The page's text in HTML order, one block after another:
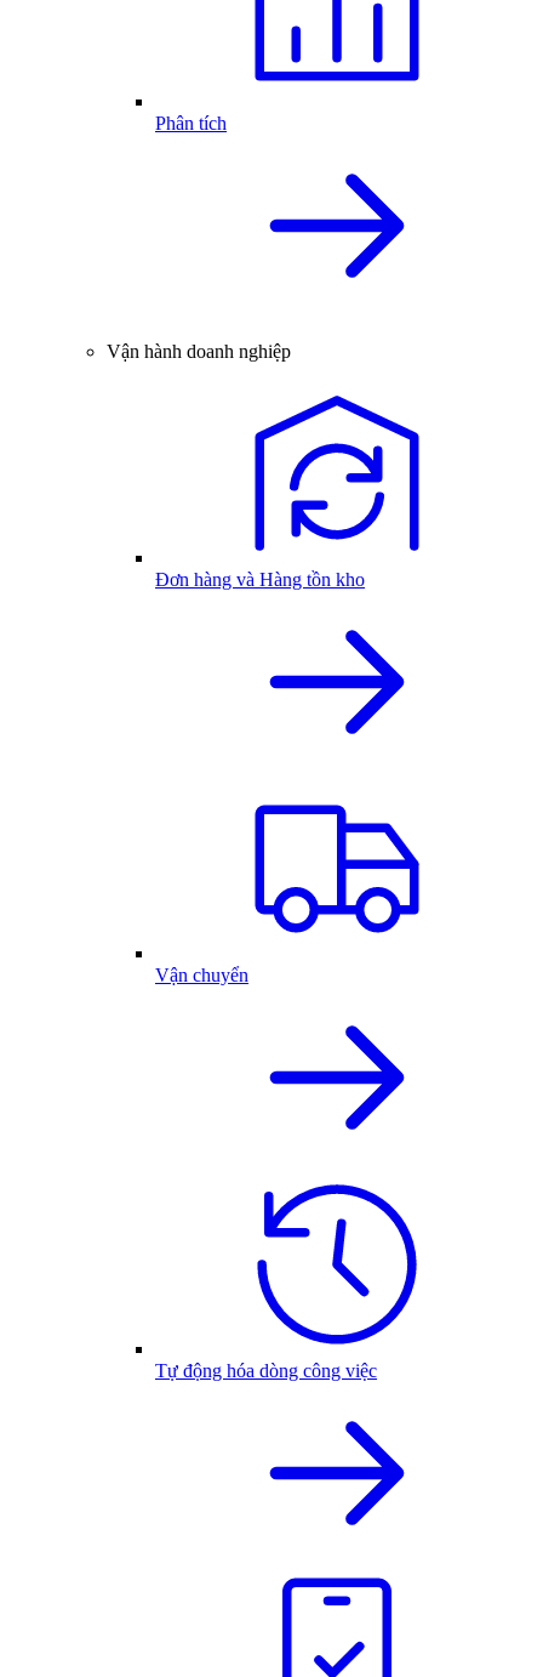
Phân tích
Vận hành doanh nghiệp
Đơn hàng và Hàng tồn kho
Vận chuyển
Tự động hóa dòng công việc